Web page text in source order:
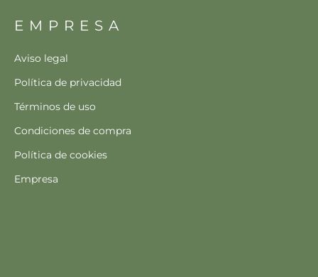
EMPRESA
Aviso legal
Política de privacidad
Términos de uso
Condiciones de compra
Política de cookies
Empresa